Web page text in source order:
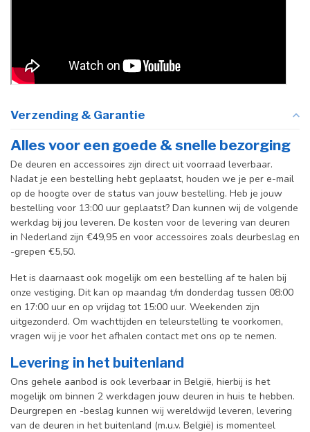
Verzending & Garantie
Alles voor een goede & snelle bezorging
De deuren en accessoires zijn direct uit voorraad leverbaar.
Nadat je een bestelling hebt geplaatst, houden we je per e-mail
op de hoogte over de status van jouw bestelling. Heb je jouw
bestelling voor 13:00 uur geplaatst? Dan kunnen wij de volgende
werkdag bij jou leveren. De kosten voor de levering van deuren
in Nederland zijn €49,95 en voor accessoires zoals deurbeslag en
-grepen €5,50.
Het is daarnaast ook mogelijk om een bestelling af te halen bij
onze vestiging. Dit kan op maandag t/m donderdag tussen 08:00
en 17:00 uur en op vrijdag tot 15:00 uur. Weekenden zijn
uitgezonderd. Om wachttijden en teleurstelling te voorkomen,
vragen wij je voor het afhalen contact met ons op te nemen.
Levering in het buitenland
Ons gehele aanbod is ook leverbaar in België, hierbij is het
mogelijk om binnen 2 werkdagen jouw deuren in huis te hebben.
Deurgrepen en -beslag kunnen wij wereldwijd leveren, levering
van de deuren in het buitenland (m.u.v. België) is momenteel